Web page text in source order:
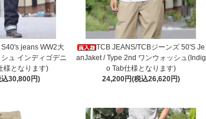
jeans WW2大
ュ インディゴデニ
様となります)
30,800円)
TCB JEANS/TCBジーンズ 50'S Je
anJaket / Type 2nd ワンウォッシュ(Indig
o Tab仕様となります)
24,200円(税込26,620円)